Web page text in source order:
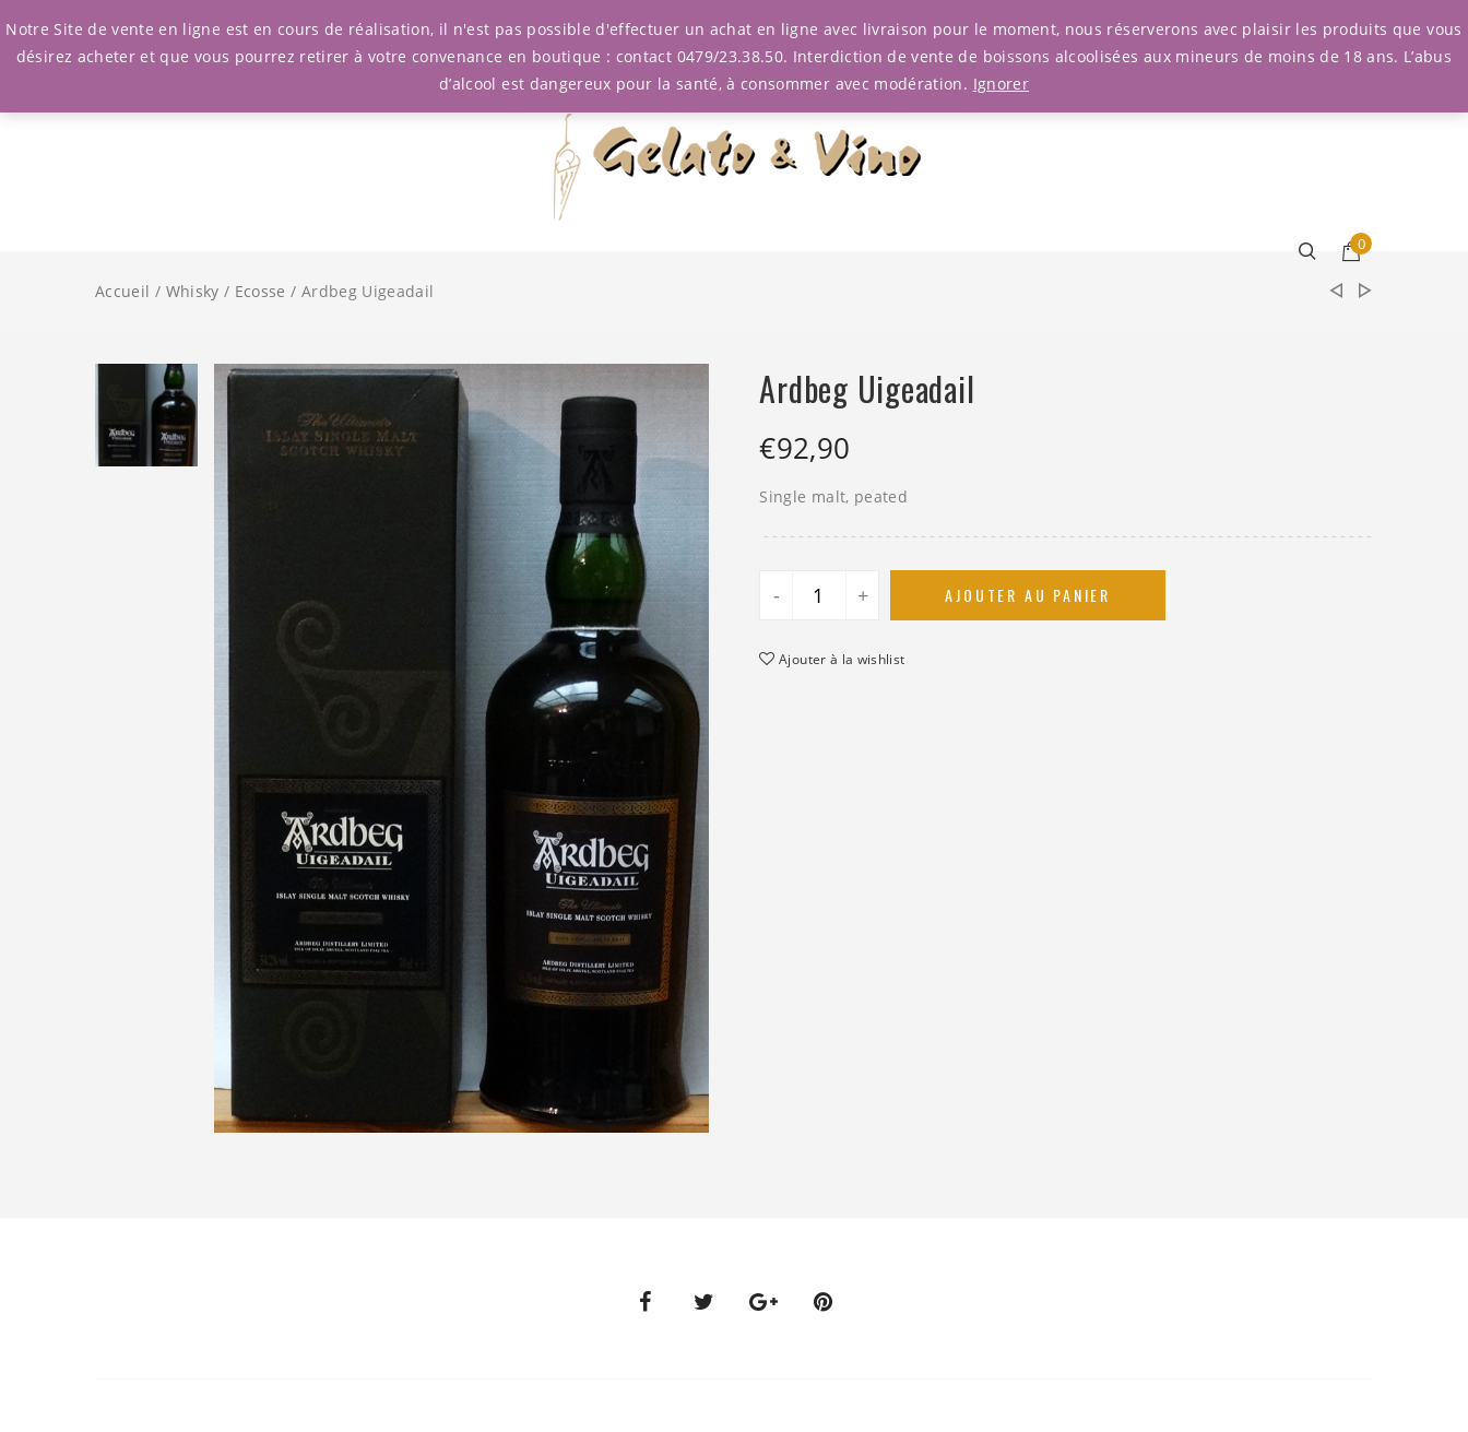
Connexion
0
Accueil / Whisky / Ecosse / Ardbeg Uigeadail
Ardbeg Uigeadail
€92,90
Single malt, peated
- + AJOUTER AU PANIER
Ajouter à la wishlist
Notre Site de vente en ligne est en cours de réalisation, il n'est pas possible d'effectuer un achat en ligne avec livraison pour le moment, nous réserverons avec plaisir les produits que vous
désirez acheter et que vous pourrez retirer à votre convenance en boutique : contact 0479/23.38.50. Interdiction de vente de boissons alcoolisées aux mineurs de moins de 18 ans. L’abus
d’alcool est dangereux pour la santé, à consommer avec modération. Ignorer